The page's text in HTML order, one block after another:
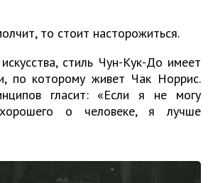
то стоит насторожиться.
стиль Чун-Кук-До имеет
по которому живет Чак Норрис.
гласит: «Если я не могу
о человеке, я лучше